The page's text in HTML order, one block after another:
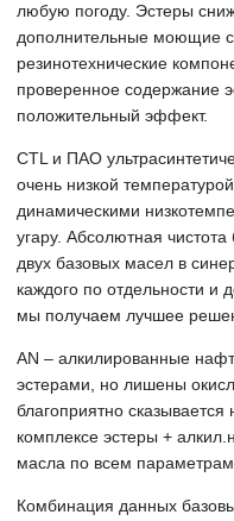
любую погоду. Эстеры
дополнительные моющие
резинотехнические
проверенное содержание
положительный эффект.
CTL и ПАО
очень низкой
динамическими
угару. Абсолютная
двух базовых масел в
каждого по отдельности и
мы получаем лучшее
AN – алкилированные
эстерами, но лишены
благоприятно
комплексе эстеры +
масла по всем
Комбинация данных